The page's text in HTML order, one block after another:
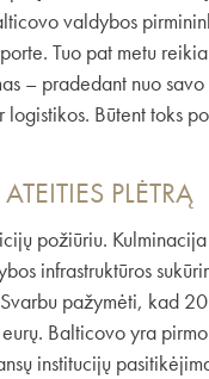
valdybos
Tuo pat metu
– pradedant nuo
Būtent toks
PLĖTRĄ
požiūriu.
infrastruktūros
pažymėti, kad
Balticovo yra
institucijų